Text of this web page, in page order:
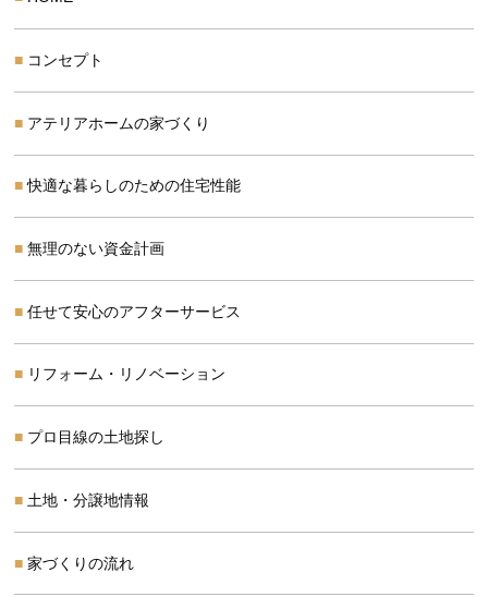
コンセプト
アテリアホームの家づくり
快適な暮らしのための住宅性能
無理のない資金計画
任せて安心のアフターサービス
リフォーム・リノベーション
プロ目線の土地探し
土地・分譲地情報
家づくりの流れ